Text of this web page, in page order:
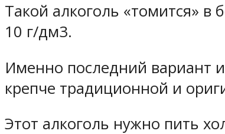
Такой алкоголь «томится» в
10 г/дм3.
Именно последний вариант
крепче традиционной и
Этот алкоголь нужно пить